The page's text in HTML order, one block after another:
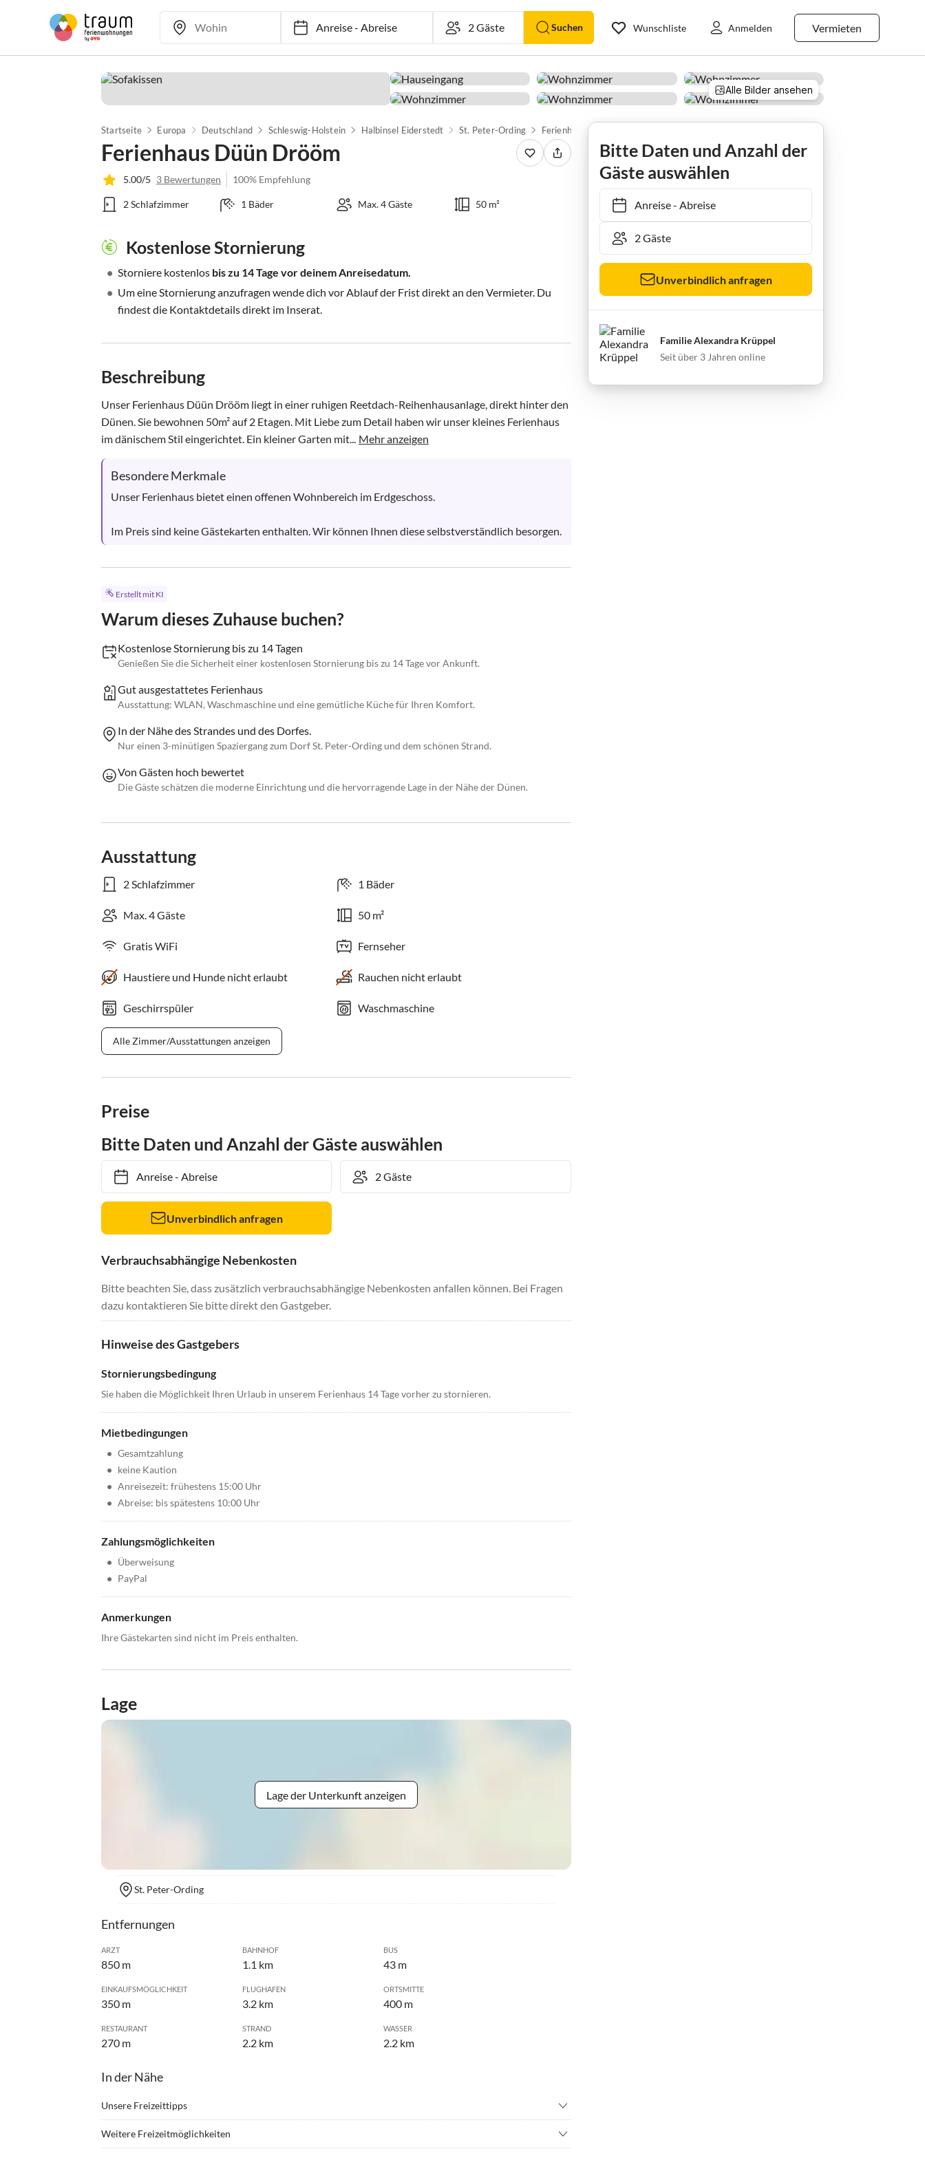
Anreise-Abreise Suchen Vermieten
Wunschliste Anmelden
Alle Bilder ansehen
Startseite Europa Deutschland Schleswig-Holstein Halbinsel Eiderstedt St. Peter-Ording Ferienhaus Düün Drööm
Ferienhaus Düün Drööm
5.00/5 3 Bewertungen 100% Empfehlung
2 Schlafzimmer 1 Bäder Max. 4 Gäste 50 m²
Kostenlose Stornierung
• Storniere kostenlos bis zu 14 Tage vor deinem Anreisedatum.
• Um eine Stornierung anzufragen wende dich vor Ablauf der Frist direkt an den Vermieter. Du
findest die Kontaktdetails direkt im Inserat.
Beschreibung
Unser Ferienhaus Düün Drööm liegt in einer ruhigen Reetdach-Reihenhausanlage, direkt hinter den
Dünen. Sie bewohnen 50m² auf 2 Etagen. Mit Liebe zum Detail haben wir unser kleines Ferienhaus
im dänischem Stil eingerichtet. Ein kleiner Garten mit... Mehr anzeigen
Besondere Merkmale
Unser Ferienhaus bietet einen offenen Wohnbereich im Erdgeschoss.
Im Preis sind keine Gästekarten enthalten. Wir können Ihnen diese selbstverständlich besorgen.
Erstellt mit KI
Warum dieses Zuhause buchen?
Kostenlose Stornierung bis zu 14 Tagen
Genießen Sie die Sicherheit einer kostenlosen Stornierung bis zu 14 Tage vor Ankunft.
Gut ausgestattetes Ferienhaus
Ausstattung: WLAN, Waschmaschine und eine gemütliche Küche für Ihren Komfort.
In der Nähe des Strandes und des Dorfes.
Nur einen 3-minütigen Spaziergang zum Dorf St. Peter-Ording und dem schönen Strand.
Von Gästen hoch bewertet
Die Gäste schätzen die moderne Einrichtung und die hervorragende Lage in der Nähe der Dünen.
Ausstattung
2 Schlafzimmer 1 Bäder
Max. 4 Gäste 50 m²
Gratis WiFi Fernseher
Haustiere und Hunde nicht erlaubt Rauchen nicht erlaubt
Geschirrspüler Waschmaschine
Alle Zimmer/Ausstattungen anzeigen
Preise
Bitte Daten und Anzahl der Gäste auswählen
Anreise- Abreise
Unverbindlich anfragen
Verbrauchsabhängige Nebenkosten
Bitte beachten Sie, dass zusätzlich verbrauchsabhängige Nebenkosten anfallen können. Bei Fragen
dazu kontaktieren Sie bitte direkt den Gastgeber.
Hinweise des Gastgebers
Stornierungsbedingung
Sie haben die Möglichkeit Ihren Urlaub in unserem Ferienhaus 14 Tage vorher zu stornieren.
Mietbedingungen
• Gesamtzahlung
• keine Kaution
• Anreisezeit: frühestens 15:00 Uhr
• Abreise: bis spätestens 10:00 Uhr
Zahlungsmöglichkeiten
• Überweisung
• PayPal
Anmerkungen
Ihre Gästekarten sind nicht im Preis enthalten.
Lage
Lage der Unterkunft anzeigen
St. Peter-Ording
Entfernungen
ARZT
850 m
BAHNHOF
1.1 km
BUS
43 m
EINKAUFSMÖGLICHKEIT
350 m
FLUGHAFEN
3.2 km
ORTSMITTE
400 m
RESTAURANT
270 m
STRAND
2.2 km
WASSER
2.2 km
In der Nähe
Unsere Freizeittipps
Weitere Freizeitmöglichkeiten
Bitte Daten und Anzahl der
Gäste auswählen
Anreise- Abreise
Unverbindlich anfragen
Familie Alexandra Krüppel
Seit über 3 Jahren online